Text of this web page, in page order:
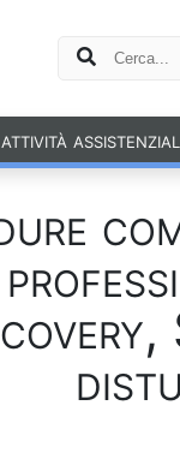
attività